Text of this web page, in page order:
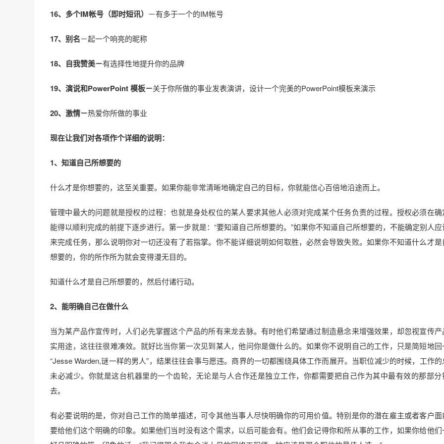
16、多个IM帐号（即时短讯） －有多于一个的IM帐号
17、别名－起一个响亮的昵称
18、自我赞美－有选择性地提升你的品牌
19、演说和PowerPoint 模板－关于你所做的事业发表演讲，设计一个完美的PowerPoint模板来演示
20、激情－热爱你所做的事业
现在让我们对各项作个详细的说明：
1、知道自己所想要的
什么才是你想要的，这至关重要。如果你能非常清晰地确定自己的目标，你就能信心百倍地沿途而上。
管理中最大的问题就是授权的过程：也就是身处权位的某人要求其他人必须对完成某个任务负责的过程。授权必须在
能得以顺利完成的前提下逐步进行。第一步就是：“要知道自己所想要的。”如果你不知道自己所想要的，不能确定别人
来完成任务，那么说明你对一切还没有了若指掌。你不能详细说明如何取胜，必然会导致失败。如果你不知道什么才
想要的，你的所作所为就会变得漫无目的。
知道什么才是自己所想要的，然后付诸行动。
2、能明确自己在做什么
当为某产品作宣传时，人们必先掌握这个产品的所有来龙去脉。有时他们希望通过制造悬念来增强效果，却忽视宣传
实用途，这往往很难凑效。就好比当你第一次见到某人，他问你是做什么的。如果你不说明自己的工作，只是简短地
“Jesse Warden,谜一样的男人”，结果往往会事与愿违。商界的一切都围绕具体工作而展开。当职位减少的时候，工作
未必减少。你就是这台机器里的一个齿轮，无论是与人合作还是独立工作，你都需要把自己作为其中最有效的那部分
去。
有必要说明的是，你对自己工作的简单描述，可令其他当事人尽快明确你的可用价值。特别是你的潜在雇主或者客户
要给他们这个明确的印象。如果他们当时没有这个需求，以后可能会有。他们会记得你和所从事的工作，如果你给他